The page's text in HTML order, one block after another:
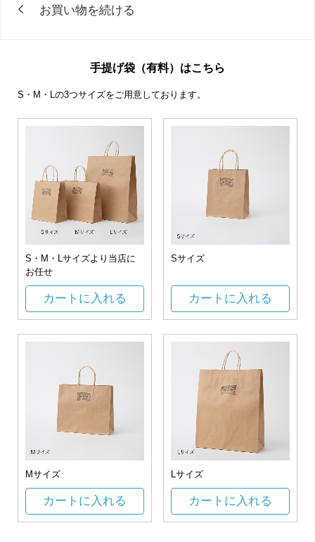
手提げ袋（有料）はこちら
S・M・Lの3つサイズをご用意しております。
S・M・Lサイズより当店に
お任せ
カートに入れる
Sサイズ
カートに入れる
Mサイズ
カートに入れる
Lサイズ
カートに入れる